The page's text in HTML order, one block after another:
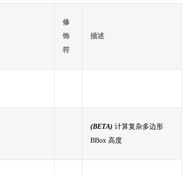
修
饰
符
描述
(BETA) 计算复杂多边形
BBox 高度